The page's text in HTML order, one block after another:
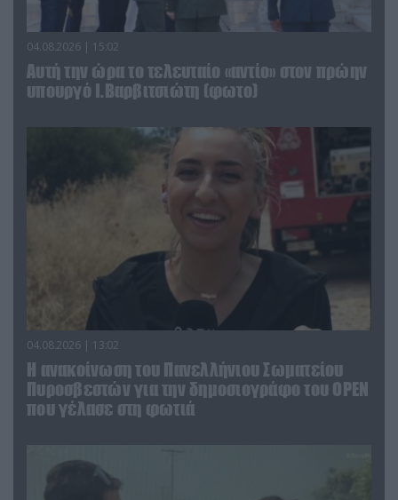
04.08.2026 | 15:02
Αυτή την ώρα το τελευταίο «αντίο» στον πρώην
υπουργό Ι.Βαρβιτσιώτη (φωτο)
04.08.2026 | 13:02
Η ανακοίνωση του Πανελλήνιου Σωματείου
Πυροσβεστών για την δημοσιογράφο του OPEN
που γέλασε στη φωτιά